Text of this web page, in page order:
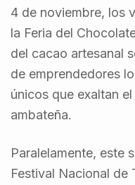
4 de noviembre, los
la Feria del
del cacao artesanal
de emprendedores
únicos que exaltan
ambateña.
Paralelamente, este
Festival Nacional de